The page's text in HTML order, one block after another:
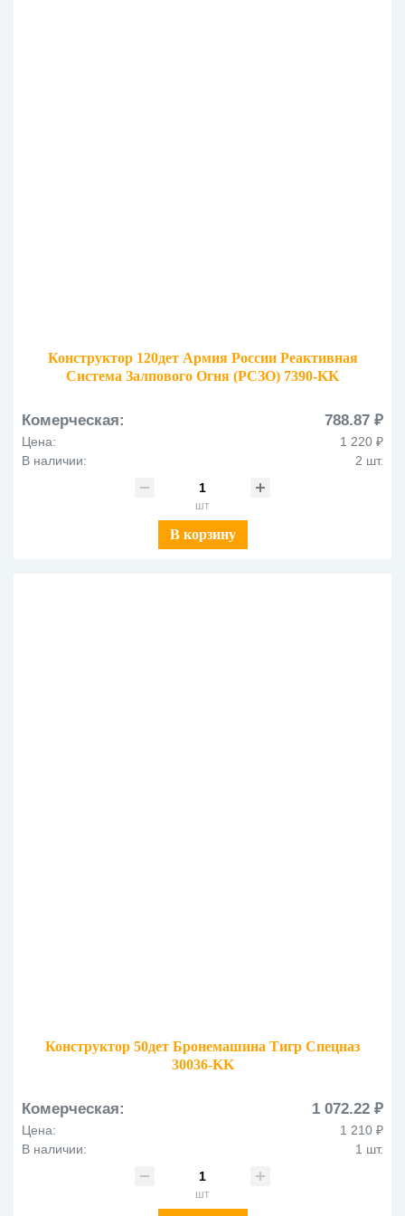
Конструктор 120дет Армия России Реактивная
Система Залпового Огня (РСЗО) 7390-KK
Комерческая: 788.87 ₽
Цена:
1 220 ₽
В наличии:
2 шт.
шт
В корзину
Конструктор 50дет Бронемашина Тигр Спецназ
30036-KK
Комерческая: 1 072.22 ₽
Цена:
1 210 ₽
В наличии:
1 шт.
шт